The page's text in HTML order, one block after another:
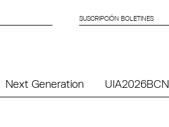
SUSCRIPCIÓN BOLETINES
Next Generation UIA2026BCN